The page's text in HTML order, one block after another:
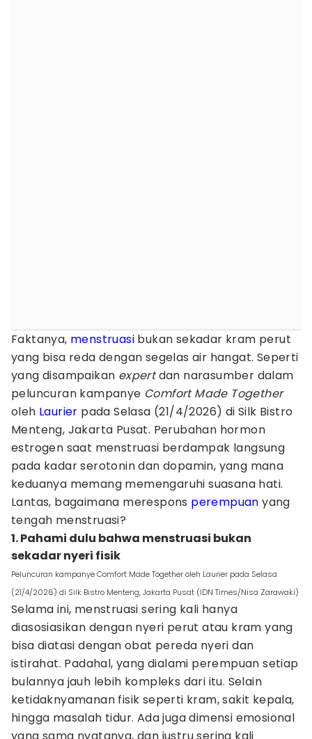
Faktanya, menstruasi bukan sekadar kram perut
yang bisa reda dengan segelas air hangat. Seperti
yang disampaikan expertdan narasumber dalam
peluncuran kampanye Comfort Made Together
oleh Laurier pada Selasa (21/4/2026) di Silk Bistro
Menteng, Jakarta Pusat. Perubahan hormon
estrogen saat menstruasi berdampak langsung
pada kadar serotonin dan dopamin, yang mana
keduanya memang memengaruhi suasana hati.
Lantas, bagaimana merespons perempuan yang
tengah menstruasi?
1. Pahami dulu bahwa menstruasi bukan
sekadar nyeri fisik
Peluncuran kampanye Comfort Made Together oleh Laurier pada Selasa
(21/4/2026) di Silk Bistro Menteng, Jakarta Pusat (IDN Times/Nisa Zarawaki)
Selama ini, menstruasi sering kali hanya
diasosiasikan dengan nyeri perut atau kram yang
bisa diatasi dengan obat pereda nyeri dan
istirahat. Padahal, yang dialami perempuan setiap
bulannya jauh lebih kompleks dari itu. Selain
ketidaknyamanan fisik seperti kram, sakit kepala,
hingga masalah tidur. Ada juga dimensi emosional